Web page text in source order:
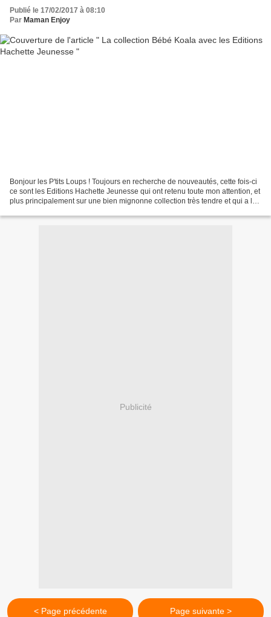
Publié le 17/02/2017 à 08:10
Par Maman Enjoy
Bonjour les P'tits Loups ! Toujours en recherche de nouveautés, cette fois-ci
ce sont les Editions Hachette Jeunesse qui ont retenu toute mon attention, et
plus principalement sur une bien mignonne collection très tendre et qui a la
Publicité
< Page précédente Page suivante >